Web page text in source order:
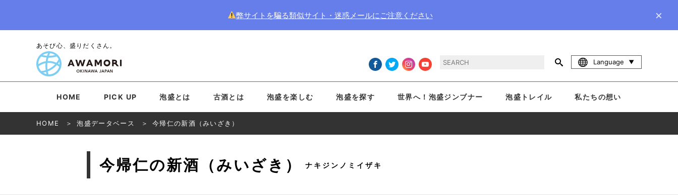
弊サイトを騙る類似サイト・迷惑メールにご注意ください ×
あそび心、盛りだくさん。
Language
HOME PICK UP 泡盛とは 古酒とは 泡盛を楽しむ 泡盛を探す 世界へ！泡盛ジンブナー 泡盛トレイル 私たちの想い
HOME 泡盛データベース 今帰仁の新酒（みいざき）
今帰仁の新酒（みいざき） ナキジンノミイザキ